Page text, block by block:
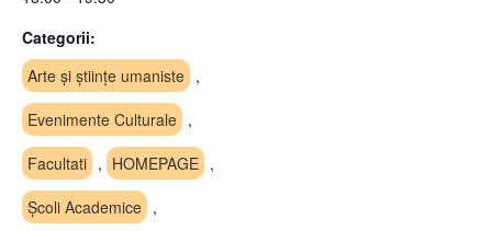
Categorii:
Arte și științe umaniste ,
Evenimente Culturale ,
Facultati , HOMEPAGE ,
Școli Academice ,